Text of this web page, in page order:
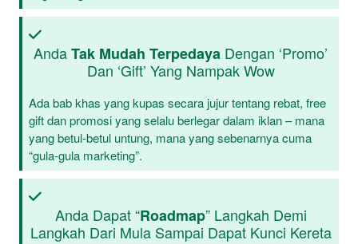
AndaTak Mudah Terpedaya Dengan ‘promo’
Dan ‘gift’ Yang Nampak Wow
Ada bab khas yang kupas secara jujur tentang rebat, free
gift dan promosi yang selalu berlegar dalam iklan – mana
yang betul-betul untung, mana yang sebenarnya cuma
“gula-gula marketing”.
Anda Dapat “Roadmap” Langkah Demi
Langkah Dari Mula Sampai Dapat Kunci Kereta